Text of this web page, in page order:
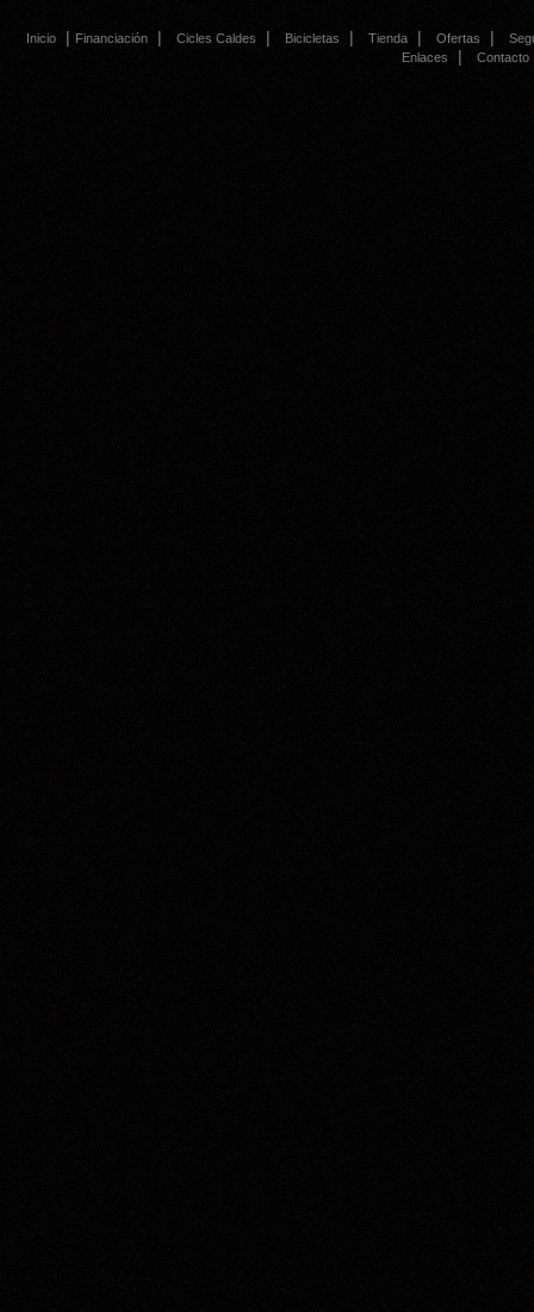
Inicio | Financiación | Cicles Caldes | Bicicletas | Tienda | Ofertas |
Enlaces
| Contacto